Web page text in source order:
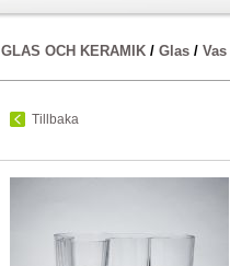
GLAS OCH KERAMIK / Glas / Vas
Tillbaka